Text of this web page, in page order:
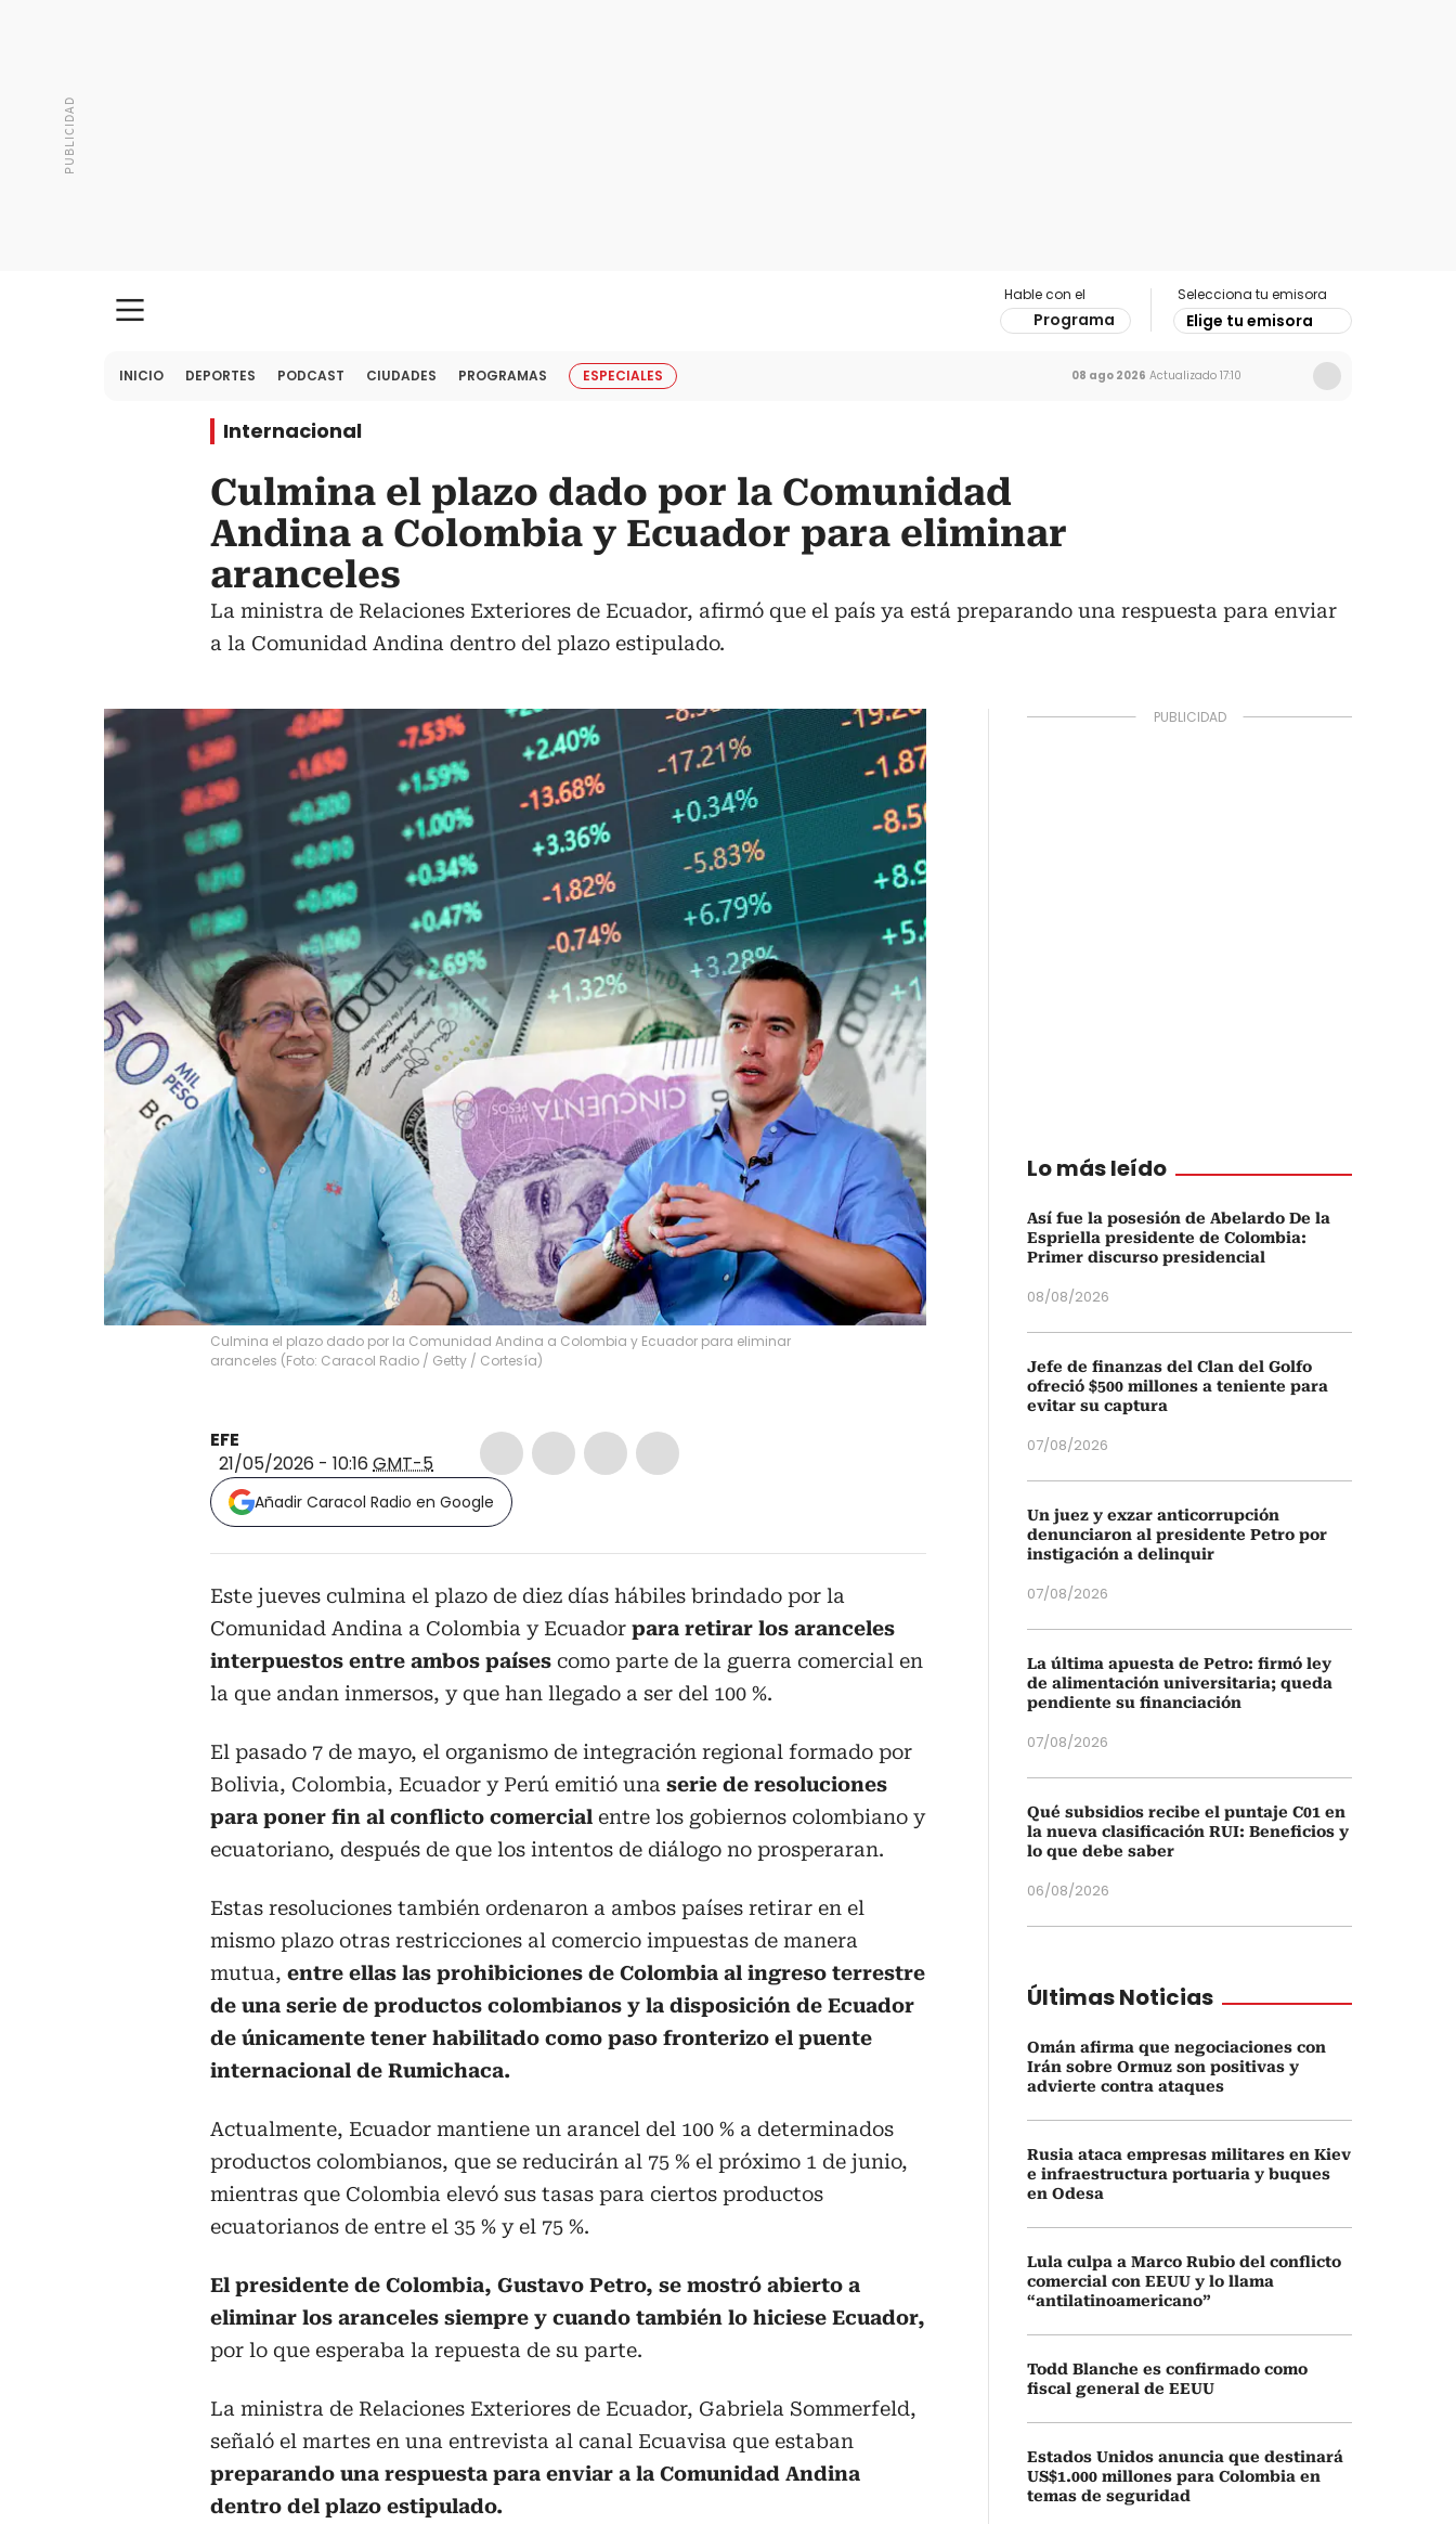
Hable con el
Programa
Selecciona tu emisora
Elige tu emisora
INICIO DEPORTES PODCAST CIUDADES PROGRAMAS ESPECIALES 08 ago 2026 Actualizado 17:10
Internacional
Culmina el plazo dado por la Comunidad
Andina a Colombia y Ecuador para eliminar
aranceles
La ministra de Relaciones Exteriores de Ecuador, afirmó que el país ya está preparando una respuesta para enviar
a la Comunidad Andina dentro del plazo estipulado.
Culmina el plazo dado por la Comunidad Andina a Colombia y Ecuador para eliminar
aranceles (Foto: Caracol Radio / Getty / Cortesía)
EFE
21/05/2026 - 10:16 GMT-5
Añadir Caracol Radio en Google
Este jueves culmina el plazo de diez días hábiles brindado por la
Comunidad Andina a Colombia y Ecuador para retirar los aranceles
interpuestos entre ambos países como parte de la guerra comercial en
la que andan inmersos, y que han llegado a ser del 100 %.
El pasado 7 de mayo, el organismo de integración regional formado por
Bolivia, Colombia, Ecuador y Perú emitió una serie de resoluciones
para poner fin al conflicto comercial entre los gobiernos colombiano y
ecuatoriano, después de que los intentos de diálogo no prosperaran.
Estas resoluciones también ordenaron a ambos países retirar en el
mismo plazo otras restricciones al comercio impuestas de manera
mutua, entre ellas las prohibiciones de Colombia al ingreso terrestre
de una serie de productos colombianos y la disposición de Ecuador
de únicamente tener habilitado como paso fronterizo el puente
internacional de Rumichaca.
Actualmente, Ecuador mantiene un arancel del 100 % a determinados
productos colombianos, que se reducirán al 75 % el próximo 1 de junio,
mientras que Colombia elevó sus tasas para ciertos productos
ecuatorianos de entre el 35 % y el 75 %.
El presidente de Colombia, Gustavo Petro, se mostró abierto a
eliminar los aranceles siempre y cuando también lo hiciese Ecuador,
por lo que esperaba la repuesta de su parte.
La ministra de Relaciones Exteriores de Ecuador, Gabriela Sommerfeld,
señaló el martes en una entrevista al canal Ecuavisa que estaban
preparando una respuesta para enviar a la Comunidad Andina
dentro del plazo estipulado.
Lo más leído
Así fue la posesión de Abelardo De la
Espriella presidente de Colombia:
Primer discurso presidencial
08/08/2026
Jefe de finanzas del Clan del Golfo
ofreció $500 millones a teniente para
evitar su captura
07/08/2026
Un juez y exzar anticorrupción
denunciaron al presidente Petro por
instigación a delinquir
07/08/2026
La última apuesta de Petro: firmó ley
de alimentación universitaria; queda
pendiente su financiación
07/08/2026
Qué subsidios recibe el puntaje C01 en
la nueva clasificación RUI: Beneficios y
lo que debe saber
06/08/2026
Últimas Noticias
Omán afirma que negociaciones con
Irán sobre Ormuz son positivas y
advierte contra ataques
Rusia ataca empresas militares en Kiev
e infraestructura portuaria y buques
en Odesa
Lula culpa a Marco Rubio del conflicto
comercial con EEUU y lo llama
“antilatinoamericano”
Todd Blanche es confirmado como
fiscal general de EEUU
Estados Unidos anuncia que destinará
US$1.000 millones para Colombia en
temas de seguridad